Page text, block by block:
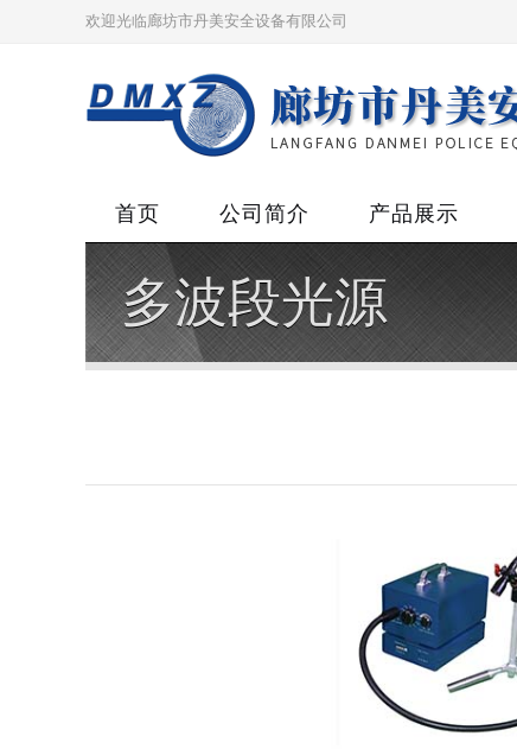
欢迎光临廊坊市丹美安全设备有限公司
首页 公司简介 产品展示
多波段光源